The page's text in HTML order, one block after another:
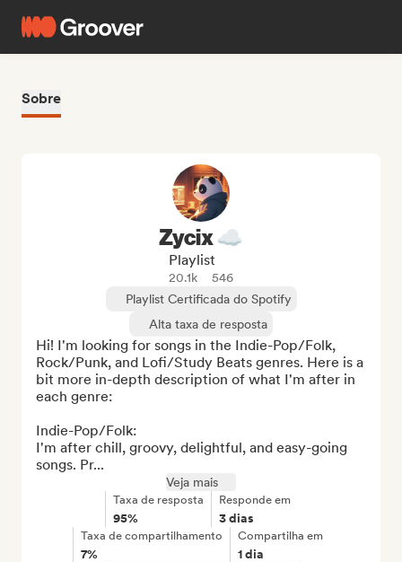
Sobre
Zycix ☁️
Playlist
20.1k
546
Playlist Certificada do Spotify
Alta taxa de resposta
Hi! I'm looking for songs in the Indie-Pop/Folk,
Rock/Punk, and Lofi/Study Beats genres. Here is a
bit more in-depth description of what I'm after in
each genre:
Indie-Pop/Folk:
I'm after chill, groovy, delightful, and easy-going
songs. Pr...
Veja mais
Taxa de resposta
95%
Responde em
3 dias
Taxa de compartilhamento
7%
Compartilha em
1 dia